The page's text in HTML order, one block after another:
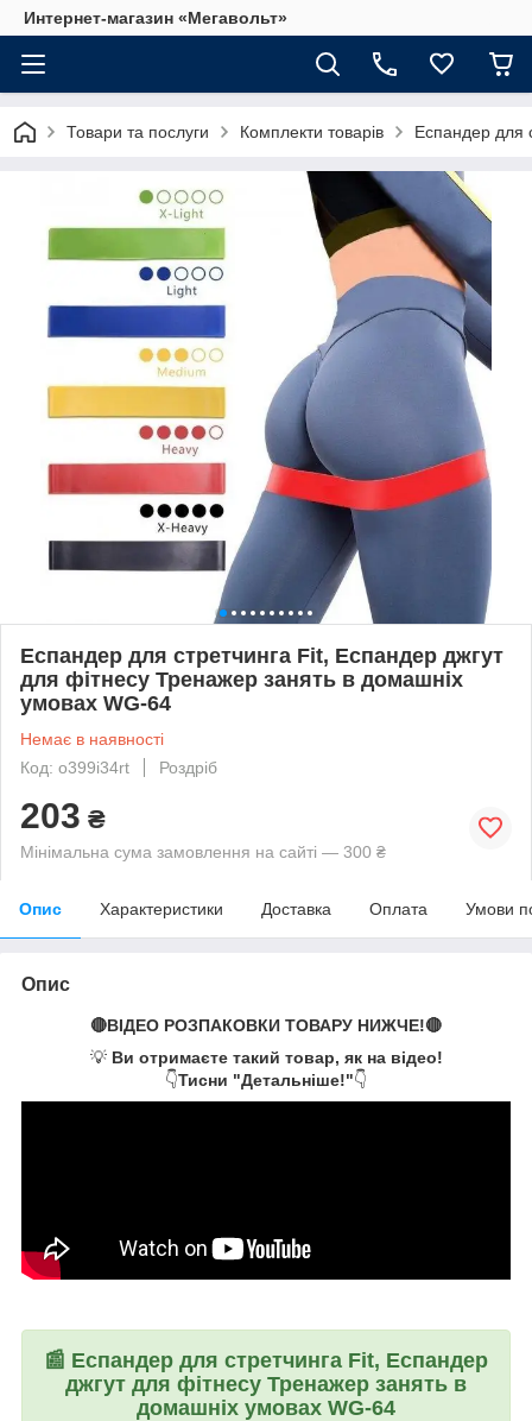
Интернет-магазин «Мегавольт»
Товари та послуги Комплекти товарів Еспандер для
Еспандер для стретчинга Fit, Еспандер джгут
для фітнесу Тренажер занять в домашніх
умовах WG-64
Немає в наявності
Код: o399i34rt
Роздріб
203 ₴
Мінімальна сума замовлення на сайті — 300 ₴
Опис Характеристики Доставка Оплата Умови
Опис
🔴ВІДЕО РОЗПАКОВКИ ТОВАРУ НИЖЧЕ!🔴
💡 Ви отримаєте такий товар, як на відео!
👇Тисни "Детальніше!"👇
📰 Еспандер для стретчинга Fit, Еспандер
джгут для фітнесу Тренажер занять в
домашніх умовах WG-64